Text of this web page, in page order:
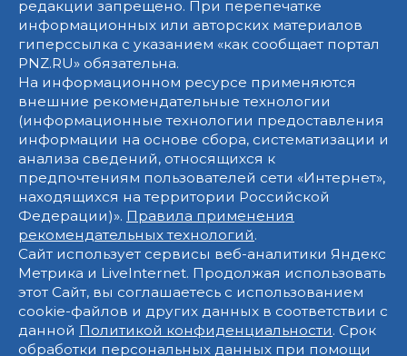
редакции запрещено. При перепечатке
информационных или авторских материалов
гиперссылка с указанием «как сообщает портал
PNZ.RU» обязательна.
На информационном ресурсе применяются
внешние рекомендательные технологии
(информационные технологии предоставления
информации на основе сбора, систематизации и
анализа сведений, относящихся к
предпочтениям пользователей сети «Интернет»,
находящихся на территории Российской
Федерации)». Правила применения
рекомендательных технологий.
Сайт использует сервисы веб-аналитики Яндекс
Метрика и LiveInternet. Продолжая использовать
этот Сайт, вы соглашаетесь с использованием
cookie-файлов и других данных в соответствии с
данной Политикой конфиденциальности. Срок
обработки персональных данных при помощи